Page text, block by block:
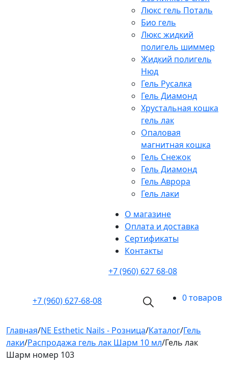
Люкс гель Поталь
Био гель
Люкс жидкий
полигель шиммер
Жидкий полигель
Нюд
Гель Русалка
Гель Диамонд
Хрустальная кошка
гель лак
Опаловая
магнитная кошка
Гель Снежок
Гель Диамонд
Гель Аврора
Гель лаки
О магазине
Оплата и доставка
Cертификаты
Контакты
+7 (960) 627 68-08
+7 (960) 627-68-08 0 товаров
Главная/NE Esthetic Nails - Розница/Каталог/Гель
лаки/Распродажа гель лак Шарм 10 мл/Гель лак
Шарм номер 103